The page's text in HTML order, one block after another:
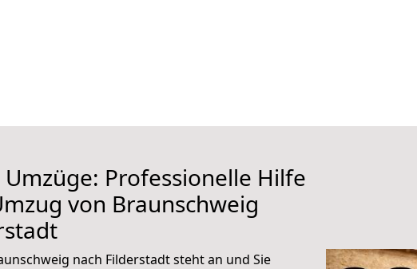
Professionelle Hilfe
von Braunschweig
nach Filderstadt steht an und Sie